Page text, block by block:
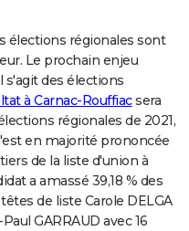
élections régionales sont
Le prochain enjeu
s'agit des élections
à Carnac-Rouffiacsera
régionales de 2021,
en majorité prononcée
de la liste d'union à
a amassé 39,18 % des
de liste Carole DELGA
GARRAUD avec 16